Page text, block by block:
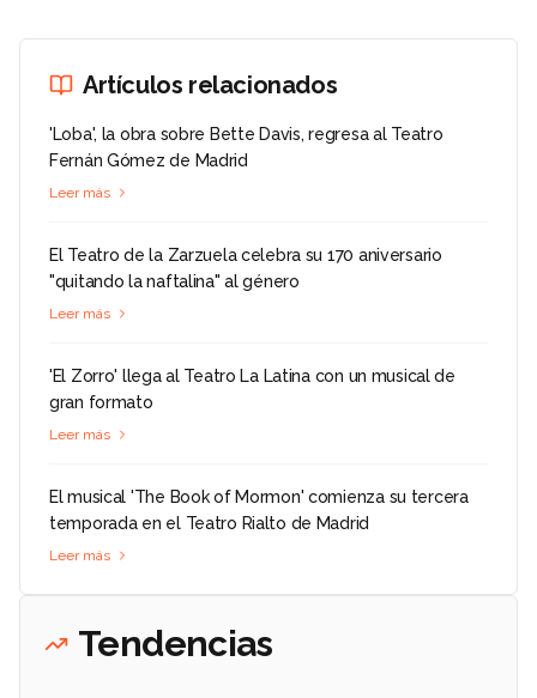
Artículos relacionados
'Loba', la obra sobre Bette Davis, regresa al Teatro
Fernán Gómez de Madrid
Leer más
El Teatro de la Zarzuela celebra su 170 aniversario
"quitando la naftalina" al género
Leer más
'El Zorro' llega al Teatro La Latina con un musical de
gran formato
Leer más
El musical 'The Book of Mormon' comienza su tercera
temporada en el Teatro Rialto de Madrid
Leer más
Tendencias